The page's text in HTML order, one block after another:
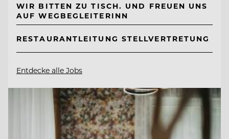
WIR BITTEN ZU TISCH. UND FREUEN UNS
AUF WEGBEGLEITERINN
RESTAURANTLEITUNG STELLVERTRETUNG
Entdecke alle Jobs